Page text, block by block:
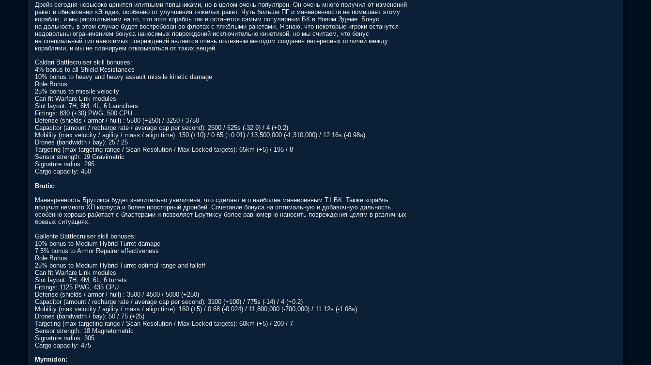
Дрейк сегодня невысоко ценится илитными пвпшниками, но в целом очень популярен. Он очень много получил от изменений
ракет в обновлении «Эгида», особенно от улучшения тяжёлых ракет. Чуть больше ПГ и маневренности не помешает этому
кораблю, и мы рассчитываем на то, что этот корабль так и останется самым популярным БК в Новом Эдеме. Бонус
на дальность в этом случае будет востребован во флотах с тяжёлыми ракетами. Я знаю, что некоторые игроки останутся
недовольны ограничением бонуса наносимых повреждений исключительно кинетикой, но мы считаем, что бонус
на специальный тип наносимых повреждений является очень полезным методом создания интересных отличий между
кораблями, и мы не планируем отказываться от таких вещей.
Caldari Battlecruiser skill bonuses:
4% bonus to all Shield Resistances
10% bonus to heavy and heavy assault missile kinetic damage
Role Bonus:
25% bonus to missile velocity
Can fit Warfare Link modules
Slot layout: 7H, 6M, 4L, 6 Launchers
Fittings: 830 (+30) PWG, 500 CPU
Defense (shields / armor / hull) : 5500 (+250) / 3250 / 3750
Capacitor (amount / recharge rate / average cap per second): 2500 / 625s (-32.9) / 4 (+0.2)
Mobility (max velocity / agility / mass / align time): 150 (+10) / 0.65 (+0.01) / 13,500,000 (-1,310,000) / 12.16s (-0.98s)
Drones (bandwidth / bay): 25 / 25
Targeting (max targeting range / Scan Resolution / Max Locked targets): 65km (+5) / 195 / 8
Sensor strength: 19 Gravimetric
Signature radius: 295
Cargo capacity: 450
Brutix:
Маневренность Брутикса будет значительно увеличена, что сделает его наиболее маневренным Т1 БК. Также корабль
получит немного ХП корпуса и более просторный дронбей. Сочетание бонуса на оптимальную и добавочную дальность
особенно хорошо работает с бластерами и позволяет Брутиксу более равномерно наносить повреждения целям в различных
боевых ситуациях.
Gallente Battlecruiser skill bonuses:
10% bonus to Medium Hybrid Turret damage
7.5% bonus to Armor Repairer effectiveness
Role Bonus:
25% bonus to Medium Hybrid Turret optimal range and falloff
Can fit Warfare Link modules
Slot layout: 7H, 4M, 6L, 6 turrets
Fittings: 1125 PWG, 435 CPU
Defense (shields / armor / hull) : 3500 / 4500 / 5000 (+250)
Capacitor (amount / recharge rate / average cap per second): 3100 (+100) / 775s (-14) / 4 (+0.2)
Mobility (max velocity / agility / mass / align time): 160 (+5) / 0.68 (-0.024) / 11,800,000 (-700,000) / 11.12s (-1.08s)
Drones (bandwidth / bay): 50 / 75 (+25)
Targeting (max targeting range / Scan Resolution / Max Locked targets): 60km (+5) / 200 / 7
Sensor strength: 18 Magnetometric
Signature radius: 305
Cargo capacity: 475
Myrmidon: